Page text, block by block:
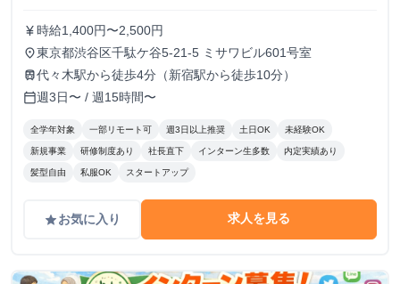
currency_yen 時給1,400円〜2,500円
place東京都渋谷区千駄ケ谷5-21-5 ミサワビル601号室
train代々木駅から徒歩4分（新宿駅から徒歩10分）
calendar_today週3日〜 / 週15時間〜
全学年対象 一部リモート可 週3日以上推奨 土日OK 未経験OK
新規事業 研修制度あり 社長直下 インターン生多数 内定実績あり
髪型自由 私服OK スタートアップ
gradeお気に入り 求人を見る